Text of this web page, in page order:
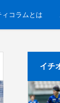
ィコラムとは
イチ